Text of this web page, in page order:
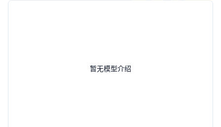
暂无模型介绍